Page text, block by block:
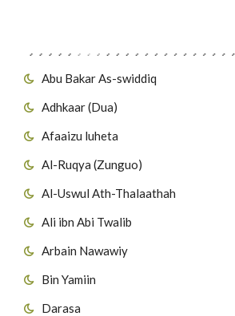
Abu Bakar As-swiddiq
Adhkaar (Dua)
Afaaizu luheta
Al-Ruqya (Zunguo)
Al-Uswul Ath-Thalaathah
Ali ibn Abi Twalib
Arbain Nawawiy
Bin Yamiin
Darasa